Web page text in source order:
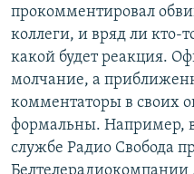
прокомментировал
коллеги, и вряд ли кто-
какой будет реакция.
молчание, а
комментаторы в своих
формальны. Например,
службе Радио Свобода